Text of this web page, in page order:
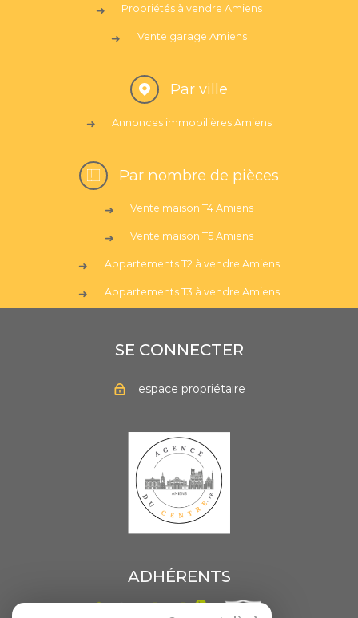
Propriétés à vendre Amiens
Vente garage Amiens
Par ville
Annonces immobilières Amiens
Par nombre de pièces
Vente maison T4 Amiens
Vente maison T5 Amiens
Appartements T2 à vendre Amiens
Appartements T3 à vendre Amiens
SE CONNECTER
espace propriétaire
ADHÉRENTS